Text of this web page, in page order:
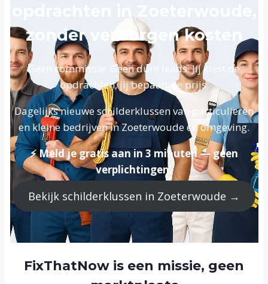
opdrachten in Zoeterwoude,
zonder verborgen kosten
Geen commissie. Geen dure leads. Jij kiest de
opdrachten, jij bepaalt de prijs.
Dagelijks nieuwe schilderklussen van particulieren
en kleine bedrijven in Zoeterwoude en omgeving.
⚡ Meld je gratis aan in 3 minuten — geen
verplichtingen.
Bekijk schilderklussen in Zoeterwoude →
FixThatNow is een missie, geen